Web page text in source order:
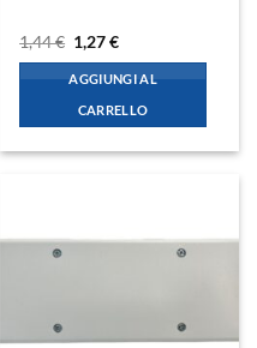
1,44€ Il
prezzo
originale
era:
1,44 €.
1,27€Il
attuale
è:
1,27 €.
AGGIUNGI AL
CARRELLO